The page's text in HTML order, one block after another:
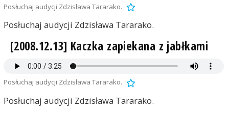
Posłuchaj audycji Zdzisława Tararako.
Posłuchaj audycji Zdzisława Tararako.
[2008.12.13] Kaczka zapiekana z jabłkami
Posłuchaj audycji Zdzisława Tararako.
Posłuchaj audycji Zdzisława Tararako.